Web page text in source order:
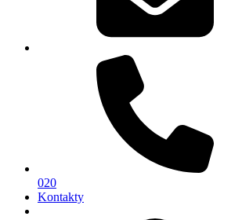
020
Kontakty